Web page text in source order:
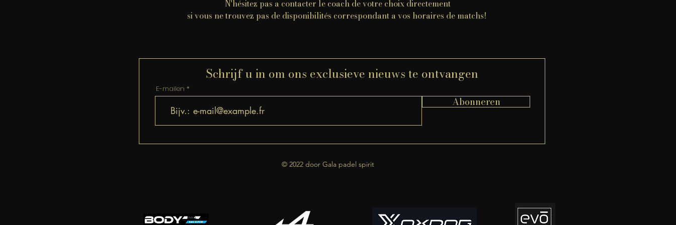
​N'hésitez pas a contacter le coach de votre choix directement
si vous ne trouvez pas de disponibilités correspondant a vos horaires de matchs!
Schrijf u in om ons exclusieve nieuws te ontvangen
E-mailen
Abonneren
© 2022 door Gala padel spirit